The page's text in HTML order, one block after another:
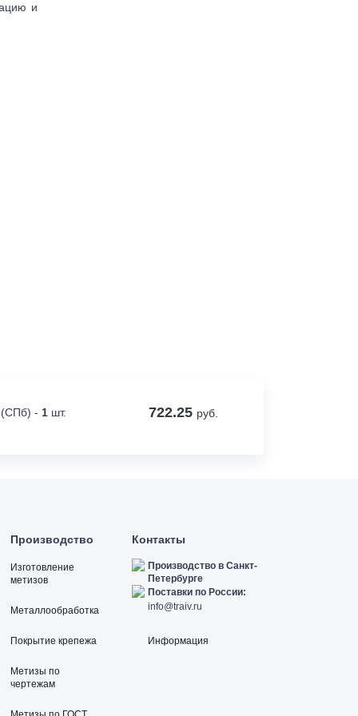
и
(СПб) -1 шт. 722.25 руб.
Производство
Изготовление
метизов
Металлообработка
Покрытие крепежа
Метизы по
чертежам
Контакты
Производство в Санкт-
Петербурге
Поставки по России:
info@traiv.ru
Информация